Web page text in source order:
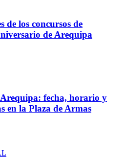
de los concursos de
de Arequipa
fecha, horario y
en la Plaza de Armas